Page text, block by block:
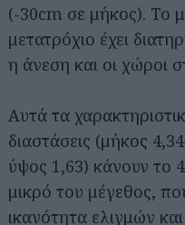
(-30cm σε μήκος). Το
μετατρόχιο έχει
η άνεση και οι χώροι
Αυτά τα
διαστάσεις (μήκος
ύψος 1,63) κάνουν το
μικρό του μέγεθος,
ικανότητα ελιγμών